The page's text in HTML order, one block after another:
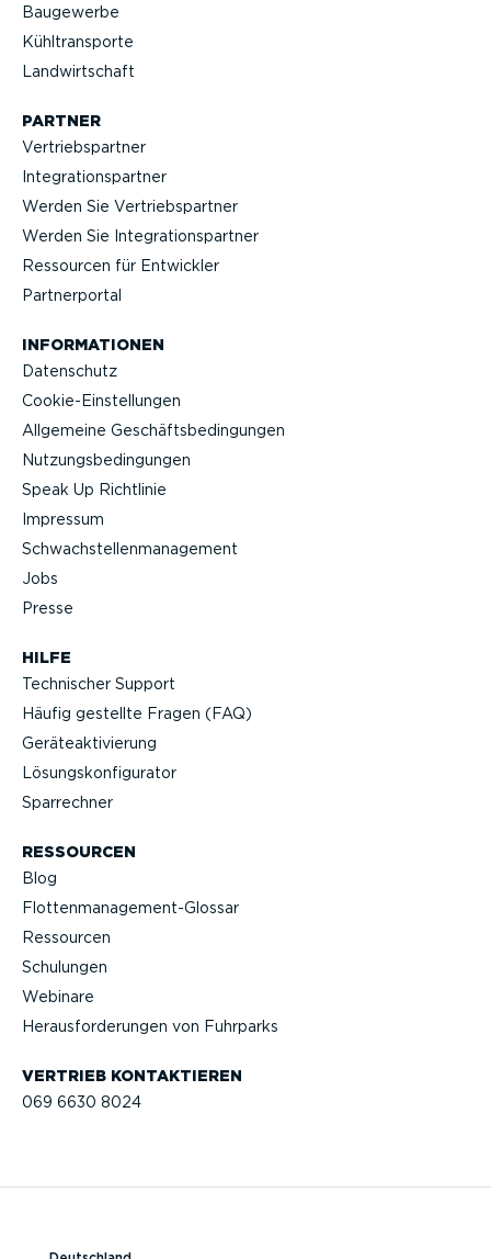
Baugewerbe
Kühltrans­porte
Landwirt­schaft
VERTRIEB KONTAK­TIEREN
069 6630 8024
HILFE
Technischer Support
Häufig gestellte Fragen (FAQ)
Geräteak­ti­vierung
Lösungs­kon­fi­gu­rator
Sparrechner
RESSOURCEN
Blog
Flotten­management-Glossar
Ressourcen
Schulungen
Webinare
Heraus­for­de­rungen von Fuhrparks
PARTNER
Vertriebs­partner
Integra­ti­ons­partner
Werden Sie Vertriebs­partner
Werden Sie Integra­ti­ons­partner
Ressourcen für Entwickler
Partner­portal
INFOR­MA­TIONEN
Datenschutz
Cookie-Ein­stel­lungen
Allgemeine Geschäfts­be­din­gungen
Nutzungs­be­din­gungen
Speak Up Richtlinie
Impressum
Schwach­stel­len­ma­nagement
Jobs
Presse